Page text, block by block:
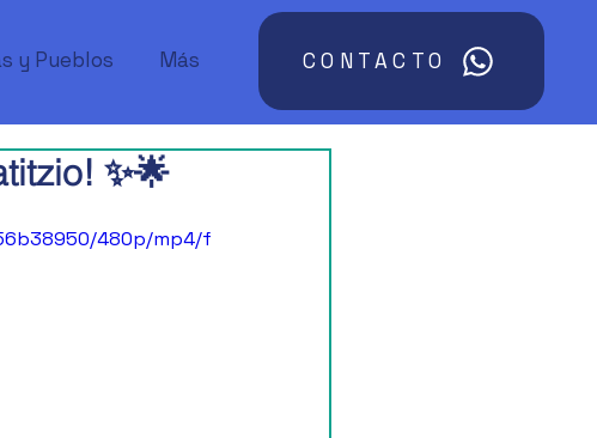
y Pueblos Más CONTACTO
✨🌟
480p/mp4/f